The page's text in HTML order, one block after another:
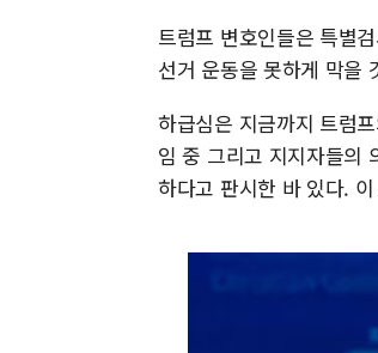
트럼프 변호인들은 특별
선거 운동을 못하게 막을
하급심은 지금까지 트럼
임 중 그리고 지지자들의
하다고 판시한 바 있다.